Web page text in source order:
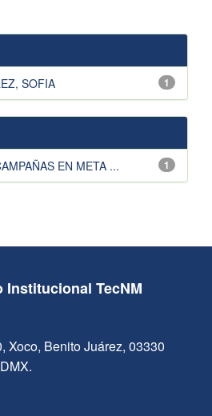
1
SOFIA
1
EN META ...
Institucional TecNM
Xoco, Benito Juárez, 03330